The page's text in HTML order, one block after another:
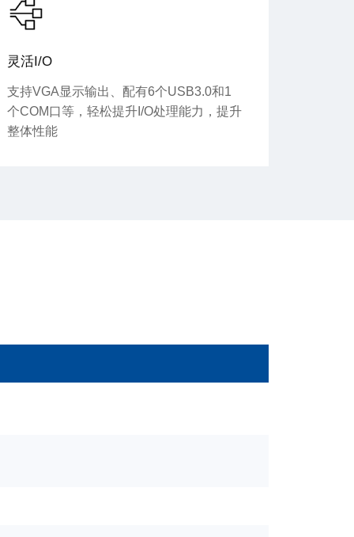
灵活I/O
支持VGA显示输出、配有6个USB3.0和1
个COM口等，轻松提升I/O处理能力，提升
整体性能